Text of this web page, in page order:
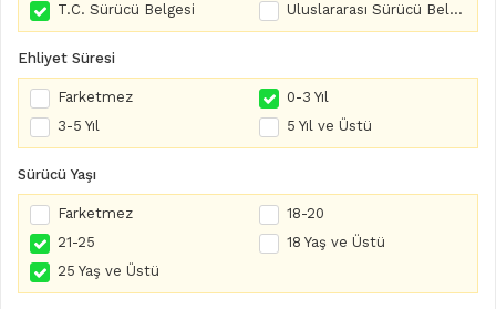
T.C. Sürücü Belgesi Uluslararası Sürücü Belgesi
Ehliyet Süresi
Farketmez
0-3 Yıl
3-5 Yıl
5 Yıl ve Üstü
Sürücü Yaşı
Farketmez
18-20
21-25
18 Yaş ve Üstü
25 Yaş ve Üstü